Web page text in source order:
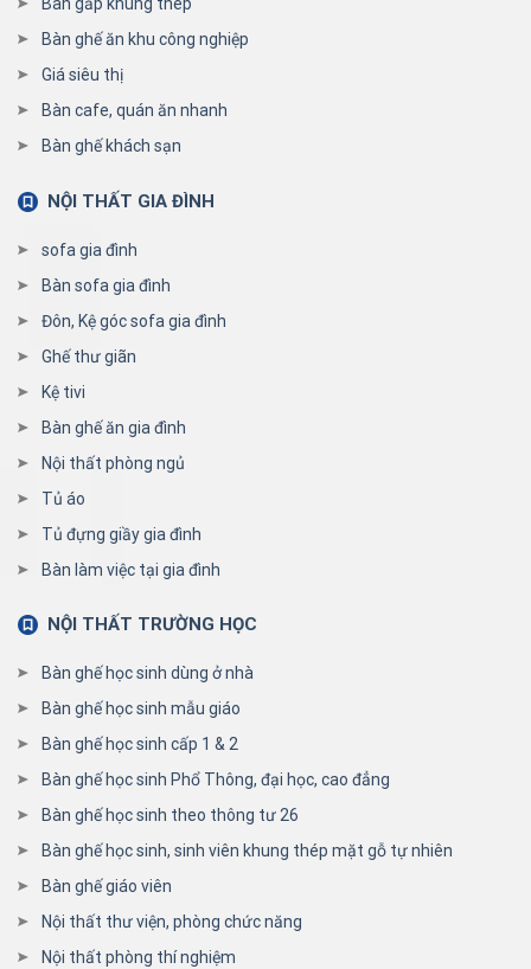
Bàn ghế ăn khu công nghiệp
Giá siêu thị
Bàn cafe, quán ăn nhanh
Bàn ghế khách sạn
NỘI THẤT GIA ĐÌNH
sofa gia đình
Bàn sofa gia đình
Đôn, Kệ góc sofa gia đình
Ghế thư giãn
Kệ tivi
Bàn ghế ăn gia đình
Nội thất phòng ngủ
Tủ áo
Tủ đựng giầy gia đình
Bàn làm việc tại gia đình
NỘI THẤT TRƯỜNG HỌC
Bàn ghế học sinh dùng ở nhà
Bàn ghế học sinh mẫu giáo
Bàn ghế học sinh cấp 1 & 2
Bàn ghế học sinh Phổ Thông, đại học, cao đẳng
Bàn ghế học sinh theo thông tư 26
Bàn ghế học sinh, sinh viên khung thép mặt gỗ tự nhiên
Bàn ghế giáo viên
Nội thất thư viện, phòng chức năng
Nội thất phòng thí nghiệm